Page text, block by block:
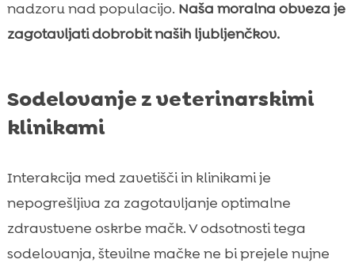
nadzoru nad populacijo. Naša moralna obveza je
zagotavljati dobrobit naših ljubljenčkov.
Sodelovanje z veterinarskimi
klinikami
Interakcija med zavetišči in klinikami je
nepogrešljiva za zagotavljanje optimalne
zdravstvene oskrbe mačk. V odsotnosti tega
sodelovanja, številne mačke ne bi prejele nujne